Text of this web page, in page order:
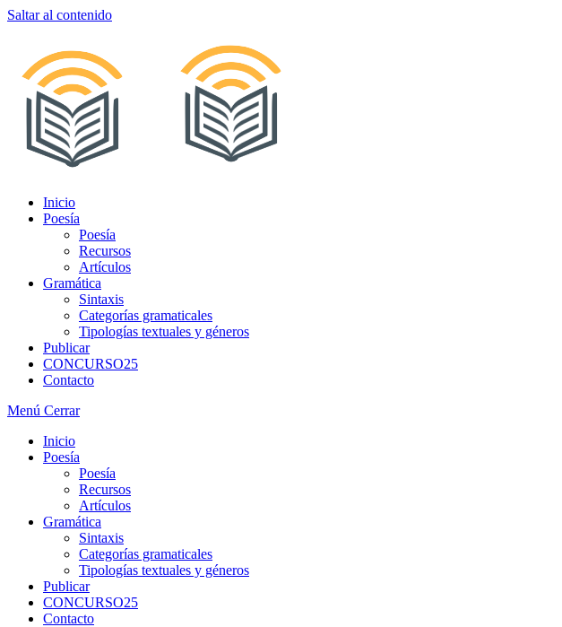
Saltar al contenido
Inicio
Poesía
Poesía
Recursos
Artículos
Gramática
Sintaxis
Categorías gramaticales
Tipologías textuales y géneros
Publicar
CONCURSO25
Contacto
Menú Cerrar
Inicio
Poesía
Poesía
Recursos
Artículos
Gramática
Sintaxis
Categorías gramaticales
Tipologías textuales y géneros
Publicar
CONCURSO25
Contacto